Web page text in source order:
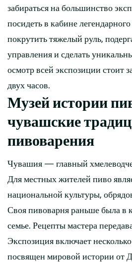
забираться на большинство
посидеть в кабине
покрутить тяжелый руль,
управления и сделать
осмотр всей экспозиции стоит
двух часов.
Музей истории
чувашские
пивоварения
Чувашия — главный
Для местных жителей пиво
национальной культуры,
Своя пивоварня раньше была в
семье. Рецепты мастера
Экспозиция включает
посвящен мировой истории от